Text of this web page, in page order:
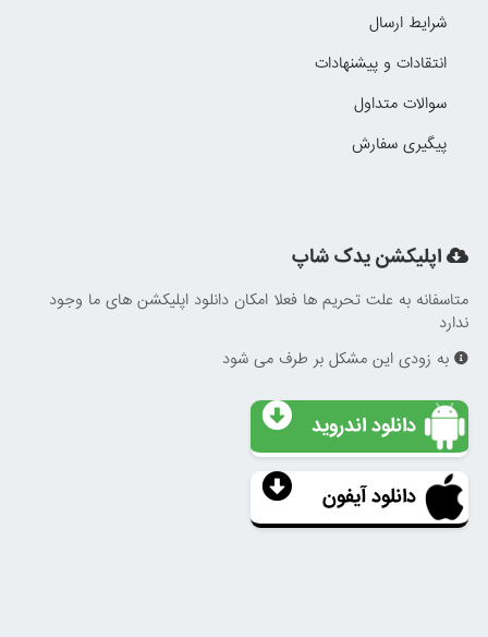
شرایط ارسال
انتقادات و پیشنهادات
سوالات متداول
پیگیری سفارش
اپلیکشن یدک شاپ
متاسفانه به علت تحریم ها فعلا امکان دانلود اپلیکشن های ما وجود
ندارد
به زودی این مشکل بر طرف می شود
دانلود اندروید
دانلود آیفون